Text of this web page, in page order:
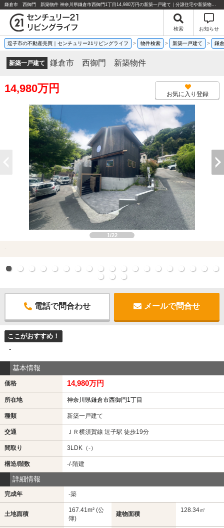
鎌倉市 西御門 新築物件 神奈川県鎌倉市西御門1丁目14,980万円の新築一戸建て｜分譲住宅や新築物件｜センチュリー21リビングライフ
検索 お知らせ
逗子市の不動産売買｜センチュリー21リビングライフ > 物件検索 > 新築一戸建て > 鎌
新築一戸建て 鎌倉市 西御門 新築物件
14,980万円 お気に入り登録
1/22
-
電話で問合わせ メールで問合せ
ここがおすすめ！
-
基本情報
価格 14,980万円
所在地 神奈川県鎌倉市西御門1丁目
種類 新築一戸建て
交通 ＪＲ横須賀線 逗子駅 徒歩19分
間取り 3LDK（-）
構造/階数 -/-階建
詳細情報
完成年 -築
土地面積
167.41m² (公
簿)
建物面積
128.34㎡